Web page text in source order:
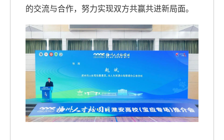
的交流与合作，努力实现双方共赢共进新局面。